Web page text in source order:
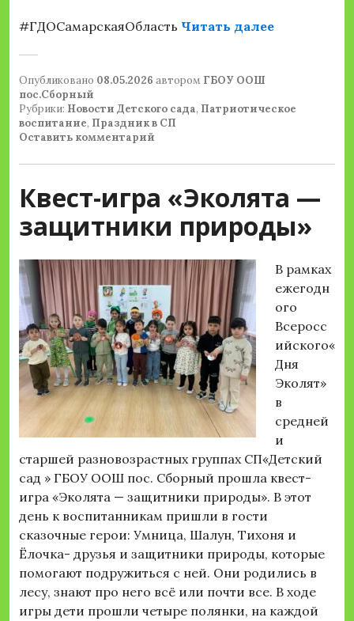
#ГДОСамарскаяОбласть Читать далее
Опубликовано 08.05.2026 автором ГБОУ ООШ
пос.Сборный
Рубрики: Новости Детского сада, Патриотическое
воспитание, Праздник в СП
Оставить комментарий
Квест-игра «Эколята —
защитники природы»
В рамках
ежегодн
ого
Всеросс
ийского«
Дня
Эколят»
в
средней
и
старшей разновозрастных группах СП«Детский
сад » ГБОУ ООШ пос. Сборный прошла квест-
игра «Эколята — защитники природы». В этот
день к воспитанникам пришли в гости
сказочные герои: Умница, Шалун, Тихоня и
Ёлочка- друзья и защитники природы, которые
помогают подружиться с ней. Они родились в
лесу, знают про него всё или почти все. В ходе
игры дети прошли четыре полянки, на каждой